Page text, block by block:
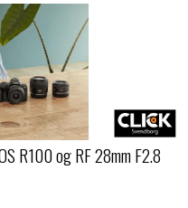
R100 og RF 28mm F2.8